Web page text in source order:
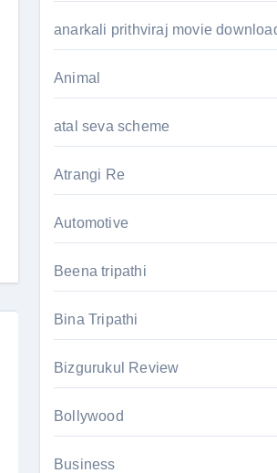
anarkali prithviraj movie
Animal
atal seva scheme
Atrangi Re
Automotive
Beena tripathi
Bina Tripathi
Bizgurukul Review
Bollywood
Business